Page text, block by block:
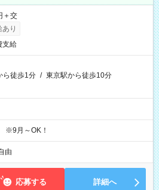
＋交
り
支給
ら徒歩1分 / 東京駅から徒歩10分
月～OK！
由
応募する 詳細へ